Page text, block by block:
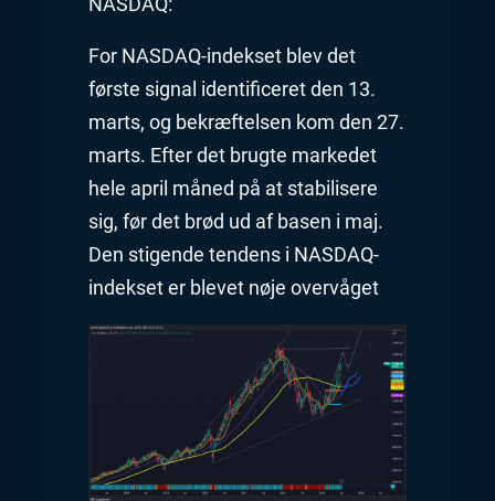
For NASDAQ-indekset blev det
første signal identificeret den 13.
marts, og bekræftelsen kom den 27.
marts. Efter det brugte markedet
hele april måned på at stabilisere
sig, før det brød ud af basen i maj.
Den stigende tendens i NASDAQ-
indekset er blevet nøje overvåget